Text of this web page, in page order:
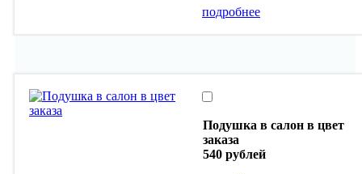
подробнее
Подушка в салон в цвет
заказа
540 рублей